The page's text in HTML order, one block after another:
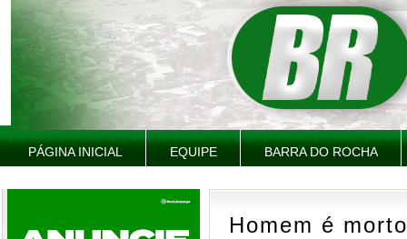
PÁGINA INICIAL EQUIPE BARRA DO ROCHA
Homem é